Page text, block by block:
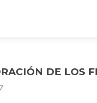
DE LOS